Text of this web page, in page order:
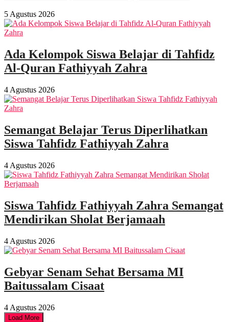
5 Agustus 2026
Ada Kelompok Siswa Belajar di Tahfidz
Al-Quran Fathiyyah Zahra
4 Agustus 2026
Semangat Belajar Terus Diperlihatkan
Siswa Tahfidz Fathiyyah Zahra
4 Agustus 2026
Siswa Tahfidz Fathiyyah Zahra Semangat
Mendirikan Sholat Berjamaah
4 Agustus 2026
Gebyar Senam Sehat Bersama MI
Baitussalam Cisaat
4 Agustus 2026
Load More